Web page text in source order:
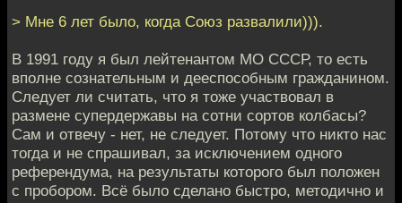
> Мне 6 лет было, когда Союз развалили))).
В 1991 году я был лейтенантом МО СССР, то есть
вполне сознательным и дееспособным гражданином.
Следует ли считать, что я тоже участвовал в
размене супердержавы на сотни сортов колбасы?
Сам и отвечу - нет, не следует. Потому что никто нас
тогда и не спрашивал, за исключением одного
референдума, на результаты которого был положен
с пробором. Всё было сделано быстро, методично и